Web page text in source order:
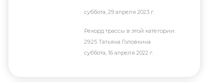
суббота, 29 апреля 2023 г.
Рекорд трассы в этой категории:
29:25 Татьяна Головкина
суббота, 16 апреля 2022 г.